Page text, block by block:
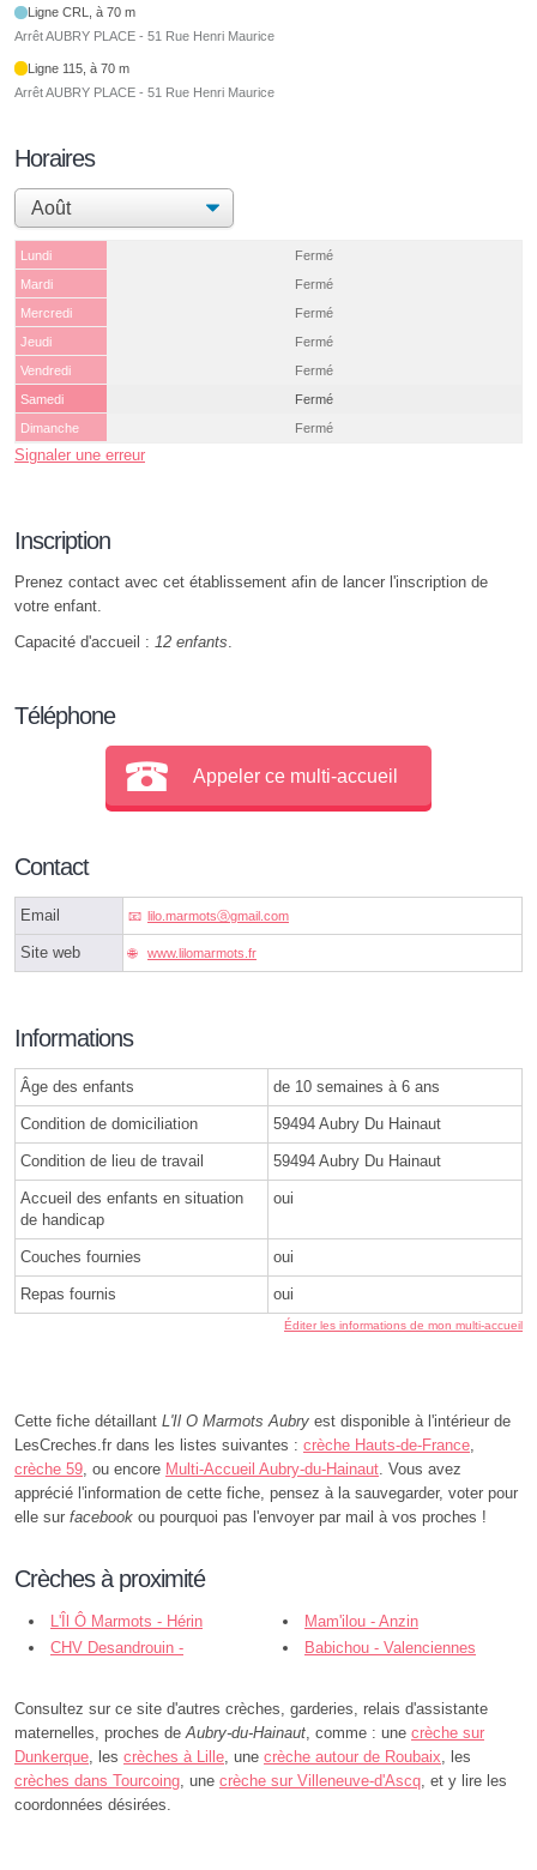
Ligne CRL, à 70 m
Arrêt AUBRY PLACE - 51 Rue Henri Maurice
Ligne 115, à 70 m
Arrêt AUBRY PLACE - 51 Rue Henri Maurice
Horaires
Lundi
Fermé
Mardi
Fermé
Mercredi
Fermé
Jeudi
Fermé
Vendredi
Fermé
Samedi
Fermé
Dimanche
Fermé
Signaler une erreur
Inscription
Prenez contact avec cet établissement afin de lancer l'inscription de
votre enfant.
Capacité d'accueil : 12 enfants.
Téléphone
Appeler ce multi-accueil
Contact
Email lilo.marmotsⓐgmail.com
Site web www.lilomarmots.fr
Informations
Âge des enfants de 10 semaines à 6 ans
Condition de domiciliation 59494 Aubry Du Hainaut
Condition de lieu de travail 59494 Aubry Du Hainaut
Accueil des enfants en situation
de handicap
oui
Couches fournies oui
Repas fournis oui
Éditer les informations de mon multi-accueil
Cette fiche détaillant L'Il O Marmots Aubry est disponible à l'intérieur de
LesCreches.fr dans les listes suivantes : crèche Hauts-de-France,
crèche 59, ou encore Multi-Accueil Aubry-du-Hainaut. Vous avez
apprécié l'information de cette fiche, pensez à la sauvegarder, voter pour
elle sur facebook ou pourquoi pas l'envoyer par mail à vos proches !
Crèches à proximité
L'Îl Ô Marmots - Hérin
Mam'ilou - Anzin
CHV Desandrouin -
Babichou - Valenciennes
Consultez sur ce site d'autres crèches, garderies, relais d'assistante
maternelles, proches deAubry-du-Hainaut, comme : une crèche sur
Dunkerque, les crèches à Lille, une crèche autour de Roubaix, les
crèches dans Tourcoing, une crèche sur Villeneuve-d'Ascq, et y lire les
coordonnées désirées.